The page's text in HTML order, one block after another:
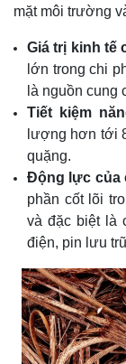
mặt môi trường
Giá trị kinh tế
lớn trong chi
là nguồn cung
Tiết kiệm
lượng hơn tới
quặng.
Động lực của
phần cốt lõi
và đặc biệt là
điện, pin lưu